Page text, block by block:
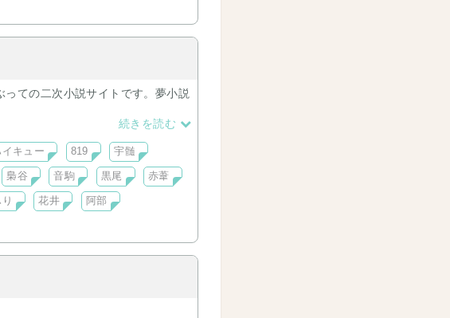
ての二次小説サイトです。夢小説
続きを読む
イキュー 819 宇髄
梟谷 音駒 黒尾 赤葦
花井 阿部